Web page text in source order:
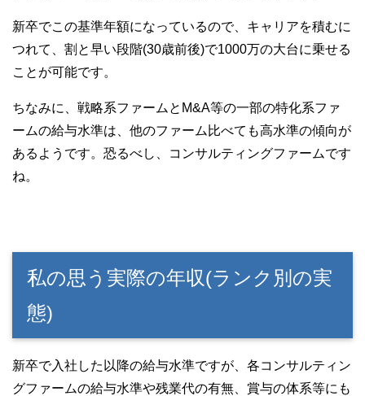
新卒でこの基準年額になっているので、キャリアを積むに
つれて、割と早い段階(30歳前後)で1000万の大台に乗せる
ことが可能です。
ちなみに、戦略系ファームとM&A等の一部の特化系ファ
ームの給与水準は、他のファーム比べても高水準の傾向が
あるようです。恐るべし、コンサルティングファームです
ね。
私の思う実際の年収(ランク別の実
態)
新卒で入社した以降の給与水準ですが、各コンサルティン
グファームの給与水準や残業代の有無、賞与の体系等にも